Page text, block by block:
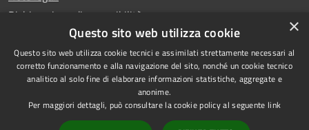
Dichiarazione di accessibilità
RSS
Accessibilità
Copyright © 2026 • Comune di
Rescaldina • Powered by
Municipium•Accesso
×
Questo sito web utilizza cookie
Questo sito web utilizza cookie tecnici e assimilati strettamente necessari al
corretto funzionamento e alla navigazione del sito, nonché un cookie tecnico
analitico al solo fine di elaborare informazioni statistiche, aggregate e
anonime.
Per maggiori dettagli, può consultare la cookie policy al seguente link